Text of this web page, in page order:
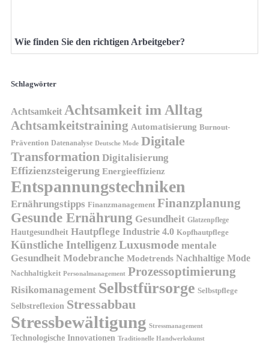
Wie finden Sie den richtigen Arbeitgeber?
Schlagwörter
Achtsamkeit Achtsamkeit im Alltag
Achtsamkeitstraining Automatisierung Burnout-
Prävention Datenanalyse Deutsche Mode Digitale
Transformation Digitalisierung
Effizienzsteigerung Energieeffizienz
Entspannungstechniken
Ernährungstipps Finanzmanagement Finanzplanung
Gesunde Ernährung Gesundheit Glatzenpflege
Hautgesundheit Hautpflege Industrie 4.0 Kopfhautpflege
Künstliche IntelligenzLuxusmode mentale
Gesundheit Modebranche Modetrends Nachhaltige Mode
Nachhaltigkeit Personalmanagement Prozessoptimierung
Risikomanagement Selbstfürsorge Selbstpflege
Selbstreflexion Stressabbau
Stressbewältigung Stressmanagement
Technologische Innovationen Traditionelle Handwerkskunst